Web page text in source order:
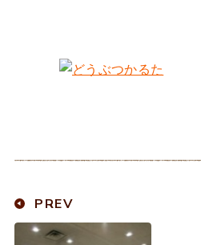
PREV